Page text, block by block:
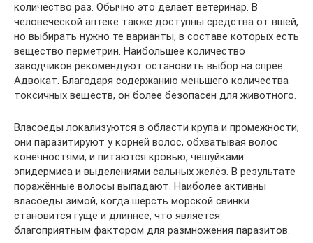
количество раз. Обычно это делает ветеринар. В
человеческой аптеке также доступны средства от вшей,
но выбирать нужно те варианты, в составе которых есть
вещество перметрин. Наибольшее количество
заводчиков рекомендуют остановить выбор на спрее
Адвокат. Благодаря содержанию меньшего количества
токсичных веществ, он более безопасен для животного.
Власоеды локализуются в области крупа и промежности;
они паразитируют у корней волос, обхватывая волос
конечностями, и питаются кровью, чешуйками
эпидермиса и выделениями сальных желёз. В результате
поражённые волосы выпадают. Наиболее активны
власоеды зимой, когда шерсть морской свинки
становится гуще и длиннее, что является
благоприятным фактором для размножения паразитов.